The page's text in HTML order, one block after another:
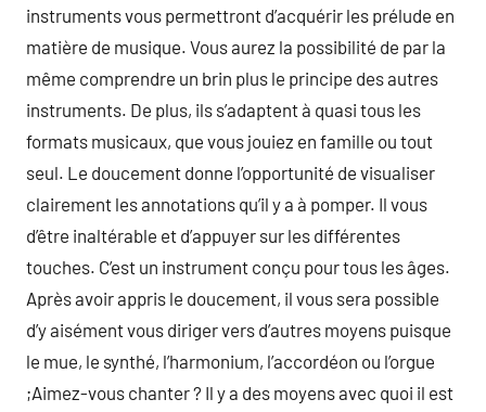
instruments vous permettront d’acquérir les prélude en
matière de musique. Vous aurez la possibilité de par la
même comprendre un brin plus le principe des autres
instruments. De plus, ils s’adaptent à quasi tous les
formats musicaux, que vous jouiez en famille ou tout
seul. Le doucement donne l’opportunité de visualiser
clairement les annotations qu’il y a à pomper. Il vous
d’être inaltérable et d’appuyer sur les différentes
touches. C’est un instrument conçu pour tous les âges.
Après avoir appris le doucement, il vous sera possible
d’y aisément vous diriger vers d’autres moyens puisque
le mue, le synthé, l’harmonium, l’accordéon ou l’orgue
;Aimez-vous chanter ? Il y a des moyens avec quoi il est